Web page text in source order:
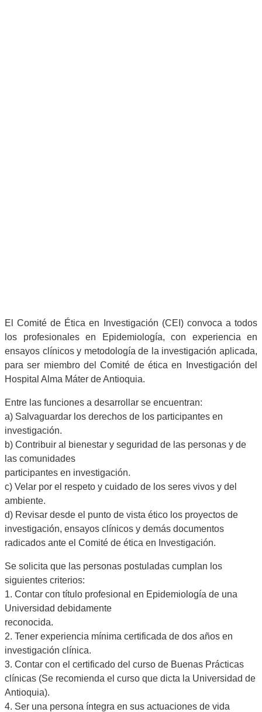
El Comité de Ética en Investigación (CEI) convoca a todos
los profesionales en Epidemiología, con experiencia en
ensayos clínicos y metodología de la investigación aplicada,
para ser miembro del Comité de ética en Investigación del
Hospital Alma Máter de Antioquia.
Entre las funciones a desarrollar se encuentran:
a) Salvaguardar los derechos de los participantes en
investigación.
b) Contribuir al bienestar y seguridad de las personas y de
las comunidades
participantes en investigación.
c) Velar por el respeto y cuidado de los seres vivos y del
ambiente.
d) Revisar desde el punto de vista ético los proyectos de
investigación, ensayos clínicos y demás documentos
radicados ante el Comité de ética en Investigación.
Se solicita que las personas postuladas cumplan los
siguientes criterios:
1. Contar con título profesional en Epidemiología de una
Universidad debidamente
reconocida.
2. Tener experiencia mínima certificada de dos años en
investigación clínica.
3. Contar con el certificado del curso de Buenas Prácticas
clínicas (Se recomienda el curso que dicta la Universidad de
Antioquia).
4. Ser una persona íntegra en sus actuaciones de vida